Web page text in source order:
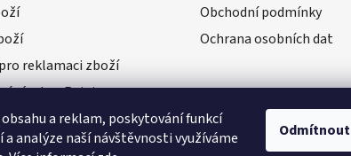
a reklam, poskytování funkcí
analýze naší návštěvnosti využíváme
Odmítnout
reklamaci zboží
výrobce Rejoice
Obchodní podmínky
Ochrana osobních dat